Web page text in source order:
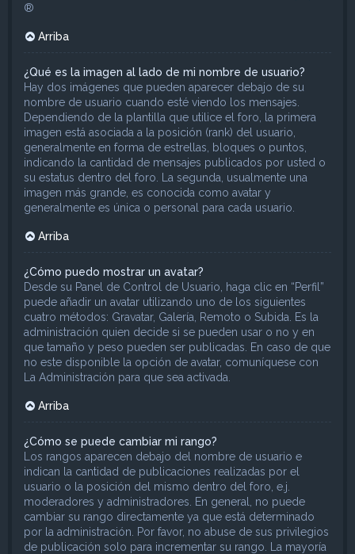
®
Arriba
¿Qué es la imagen al lado de mi nombre de usuario?
Hay dos imágenes que pueden aparecer debajo de su
nombre de usuario cuando esté viendo los mensajes.
Dependiendo de la plantilla que utilice el foro, la primera
imagen está asociada a la posición (rank) del usuario,
generalmente en forma de estrellas, bloques o puntos,
indicando la cantidad de mensajes publicados por usted o
su estatus dentro del foro. La segunda, usualmente una
imagen más grande, es conocida como avatar y
generalmente es única o personal para cada usuario.
Arriba
¿Cómo puedo mostrar un avatar?
Desde su Panel de Control de Usuario, haga clic en “Perfil”
puede añadir un avatar utilizando uno de los siguientes
cuatro métodos: Gravatar, Galería, Remoto o Subida. Es la
administración quien decide si se pueden usar o no y en
que tamaño y peso pueden ser publicadas. En caso de que
no este disponible la opción de avatar, comuníquese con
La Administración para que sea activada.
Arriba
¿Cómo se puede cambiar mi rango?
Los rangos aparecen debajo del nombre de usuario e
indican la cantidad de publicaciones realizadas por el
usuario o la posición del mismo dentro del foro, e.j.
moderadores y administradores. En general, no puede
cambiar su rango directamente ya que está determinado
por la administración. Por favor, no abuse de sus privilegios
de publicación solo para incrementar su rango. La mayoría